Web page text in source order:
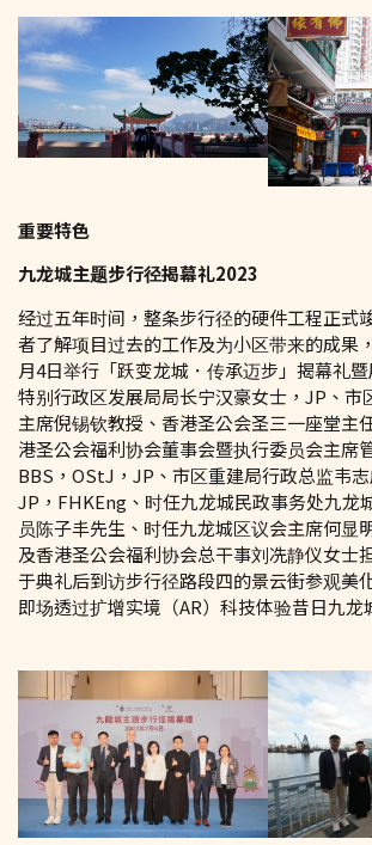
重要特色
九龙城主题步行径揭幕礼2023
经过五年时间，整条步行径的硬件工程正式
者了解项目过去的工作及为小区带来的成果
月4日举行「跃变龙城．传承迈步」揭幕礼
特别行政区发展局局长宁汉豪女士，JP、市
主席倪锡钦教授、香港圣公会圣三一座堂主
港圣公会福利协会董事会暨执行委员会主席
BBS，OStJ，JP、市区重建局行政总监韦志
JP，FHKEng、时任九龙城民政事务处九龙
员陈子丰先生、时任九龙城区议会主席何显
及香港圣公会福利协会总干事刘冼静仪女士
于典礼后到访步行径路段四的景云街参观美
即场透过扩增实境（AR）科技体验昔日九龙